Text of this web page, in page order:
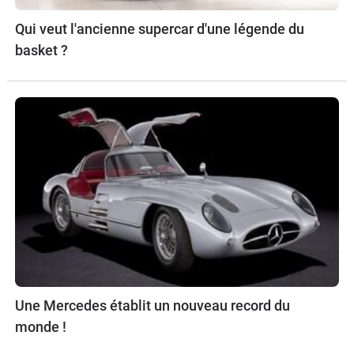
Qui veut l'ancienne supercar d'une légende du
basket ?
Une Mercedes établit un nouveau record du
monde !